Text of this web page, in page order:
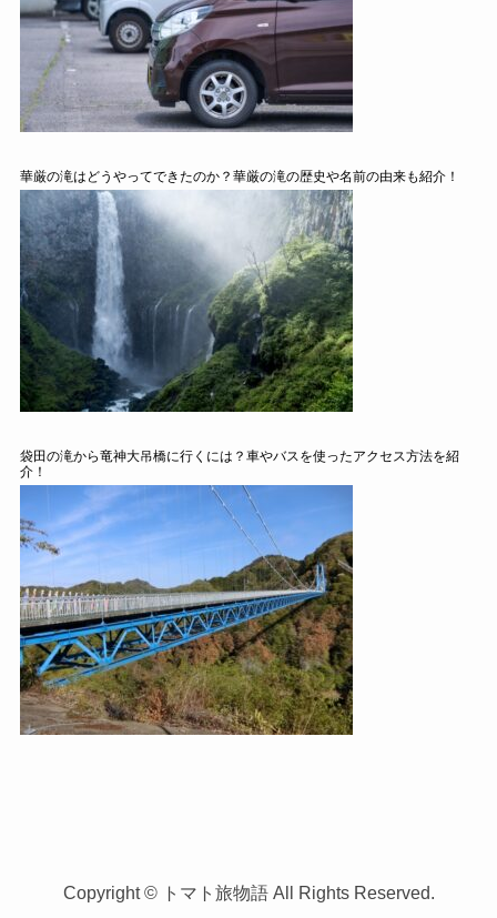
華厳の滝はどうやってできたのか？華厳の滝の歴史や名前の由来も紹介！
袋田の滝から竜神大吊橋に行くには？車やバスを使ったアクセス方法を紹
介！
Copyright © トマト旅物語 All Rights Reserved.